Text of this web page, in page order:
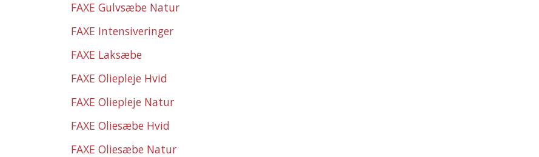
FAXE Gulvsæbe Natur
FAXE Intensiveringer
FAXE Laksæbe
FAXE Oliepleje Hvid
FAXE Oliepleje Natur
FAXE Oliesæbe Hvid
FAXE Oliesæbe Natur